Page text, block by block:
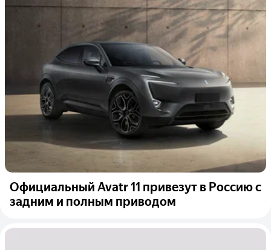
Официальный Avatr 11 привезут в Россию с
задним и полным приводом